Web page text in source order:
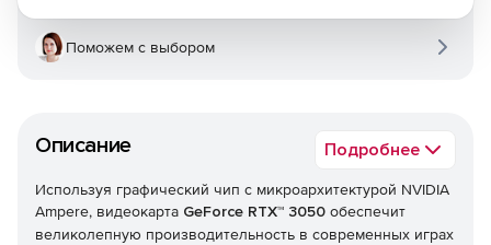
Описание Подробнее
Используя графический чип с микроархитектурой NVIDIA
Ampere, видеокарта GeForce RTX™ 3050 обеспечит
великолепную производительность в современных играх
Поможем с выбором